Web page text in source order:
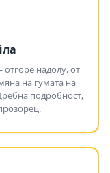
надолу, от
на гумата на
подробност,